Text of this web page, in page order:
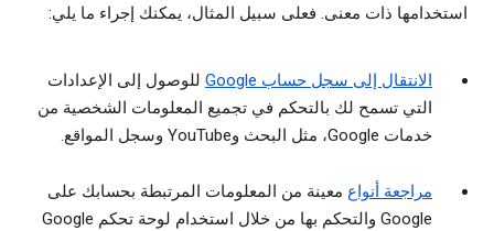
استخدامها ذات معنى. فعلى سبيل المثال، يمكنك إجراء ما يلي:
الانتقال إلى سجل حساب Google
للوصول إلى الإعدادات
التي تسمح لك بالتحكم في تجميع المعلومات الشخصية من
خدمات Google، مثل البحث وYouTube وسجل المواقع.
مراجعة أنواع معينة من المعلومات المرتبطة بحسابك على
Google والتحكم بها من خلال استخدام لوحة تحكم Google